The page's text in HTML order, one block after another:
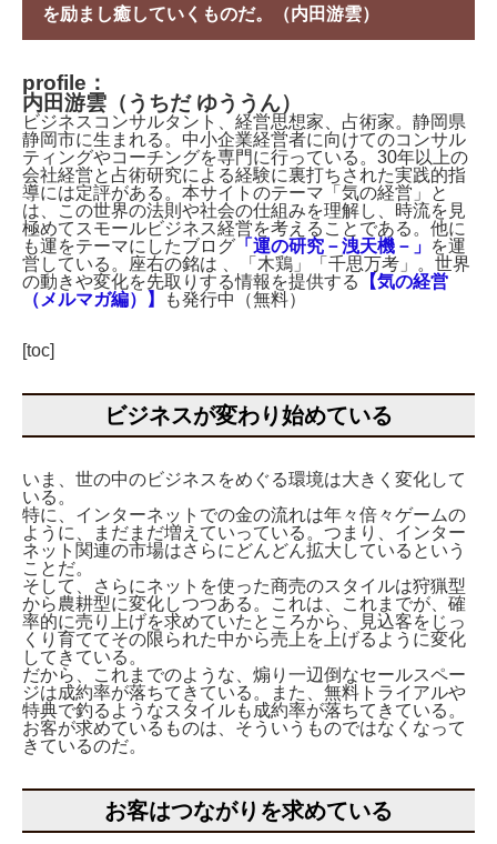
を励まし癒していくものだ。（内田游雲）
profile：
内田游雲（うちだ ゆううん）
ビジネスコンサルタント、経営思想家、占術家。静岡県
静岡市に生まれる。中小企業経営者に向けてのコンサル
ティングやコーチングを専門に行っている。30年以上の
会社経営と占術研究による経験に裏打ちされた実践的指
導には定評がある。本サイトのテーマ「気の経営」と
は、この世界の法則や社会の仕組みを理解し、時流を見
極めてスモールビジネス経営を考えることである。他に
も運をテーマにしたブログ 「運の研究－洩天機－」 を運
営している。座右の銘は 、「木鶏」「千思万考」。世界
の動きや変化を先取りする情報を提供する
【気の経営
（メルマガ編）】
も発行中（無料）
[toc]
ビジネスが変わり始めている
いま、世の中のビジネスをめぐる環境は大きく変化して
いる。
特に、インターネットでの金の流れは年々倍々ゲームの
ように、まだまだ増えていっている。つまり、インター
ネット関連の市場はさらにどんどん拡大しているという
ことだ。
そして、さらにネットを使った商売のスタイルは狩猟型
から農耕型に変化しつつある。これは、これまでが、確
率的に売り上げを求めていたところから、見込客をじっ
くり育ててその限られた中から売上を上げるように変化
してきている。
だから、これまでのような、煽り一辺倒なセールスペー
ジは成約率が落ちてきている。また、無料トライアルや
特典で釣るようなスタイルも成約率が落ちてきている。
お客が求めているものは、そういうものではなくなって
きているのだ。
お客はつながりを求めている